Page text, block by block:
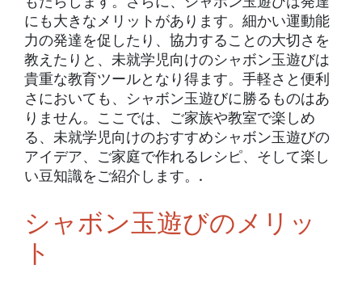
にも大きなメリットがあります。細かい運動能
力の発達を促したり、協力することの大切さを
教えたりと、未就学児向けのシャボン玉遊びは
貴重な教育ツールとなり得ます。手軽さと便利
さにおいても、シャボン玉遊びに勝るものはあ
りません。ここでは、ご家族や教室で楽しめ
る、未就学児向けのおすすめシャボン玉遊びの
アイデア、ご家庭で作れるレシピ、そして楽し
い豆知識をご紹介します。.
シャボン玉遊びのメリッ
ト